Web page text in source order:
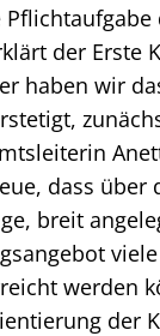
der Erste
haben wir
dass über
breit
werden
der